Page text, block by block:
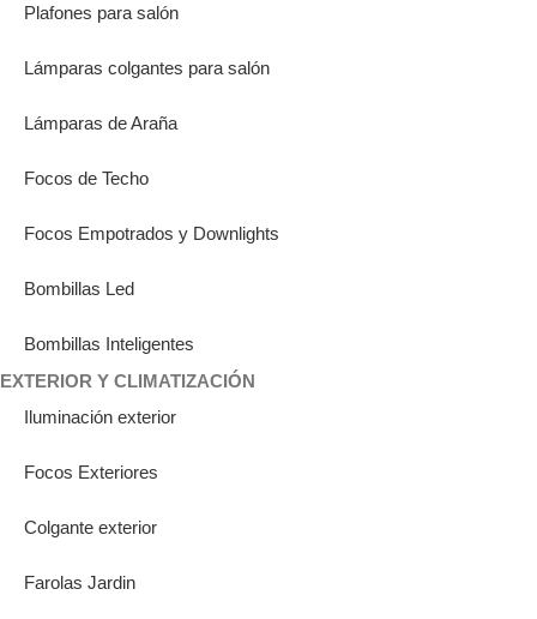
Plafones para salón
Lámparas colgantes para salón
Lámparas de Araña
Focos de Techo
Focos Empotrados y Downlights
Bombillas Led
Bombillas Inteligentes
EXTERIOR Y CLIMATIZACIÓN
Iluminación exterior
Focos Exteriores
Colgante exterior
Farolas Jardin